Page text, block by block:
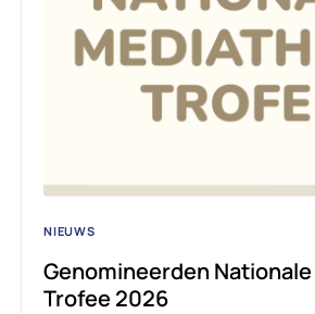
NIEUWS
Genomineerden
Trofee 2026